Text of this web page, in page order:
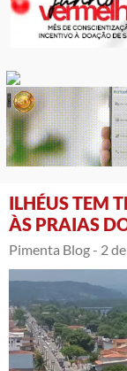
ILHÉUS TEM
ÀS PRAIAS
Pimenta Blog - 2